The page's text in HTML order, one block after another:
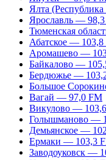
Ялта
Ярославль —
Тюменская
Абатское —
Аромашево —
Байкалово —
Бердюжье —
Большое
Вагай — 97,0 FM
Викулово —
Голышманово —
Демьянское —
Ермаки — 103,3
Заводоуковск —